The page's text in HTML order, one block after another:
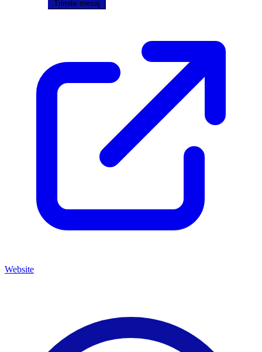
Trimite mesaj
Website